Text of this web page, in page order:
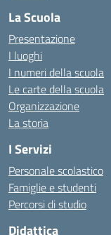
La Scuola
Presentazione
I luoghi
I numeri della scuola
Le carte della scuola
Organizzazione
La storia
I Servizi
Personale scolastico
Famiglie e studenti
Percorsi di studio
Didattica